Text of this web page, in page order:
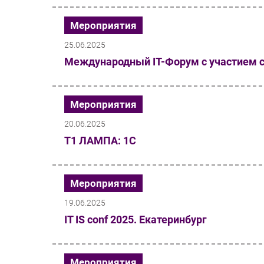
Мероприятия
25.06.2025
Международный IT-Форум с участием
Мероприятия
20.06.2025
Т1 ЛАМПА: 1С
Мероприятия
19.06.2025
IT IS conf 2025. Екатеринбург